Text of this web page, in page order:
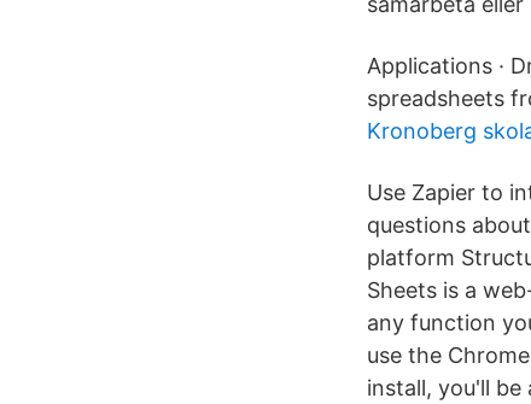
Applications ·
spreadsheets
Kronoberg
Use Zapier to
questions
platform
Sheets is a
any function
use the
install, you'll be